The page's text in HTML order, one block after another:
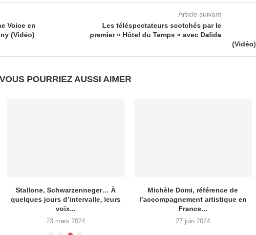
Voice en
(Vidéo)
Article suivant
Les téléspectateurs scotchés par le
premier « Hôtel du Temps » avec Dalida
(Vidéo)
VOUS POURRIEZ AUSSI AIMER
Stallone, Schwarzenneger… À
quelques jours d’intervalle, leurs
voix...
23 mars 2024
Michèle Domi, référence de
l’accompagnement artistique en
France...
27 juin 2024